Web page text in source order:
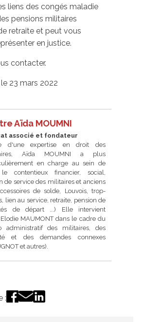
liens des congés maladie
pensions militaires
retraite et peut vous
en justice.
contacter.
23 mars 2022
Aïda MOUMNI
associé et fondateur
d'une expertise en droit des
Aïda MOUMNI a plus
en charge au sein de
le contentieux financier, social,
de service des militaires et anciens
de solde, Louvois, trop-
lien au service, retraite, pension de
de départ ...) Elle intervient
MAUMONT dans le cadre du
administratif des militaires, des
et des demandes connexes
et autres).
: